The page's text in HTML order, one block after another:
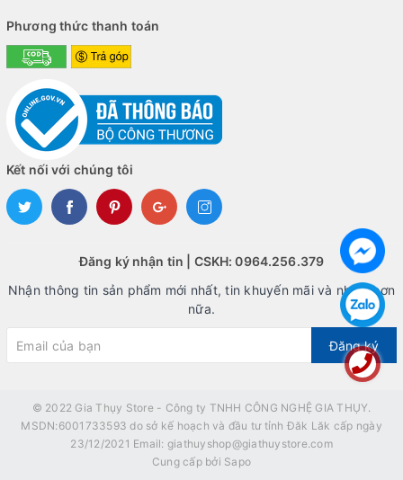
Phương thức thanh toán
Kết nối với chúng tôi
Đăng ký nhận tin | CSKH: 0964.256.379
Nhận thông tin sản phẩm mới nhất, tin khuyến mãi và nhiều hơn
nữa.
Đăng ký
© 2022 Gia Thụy Store - Công ty TNHH CÔNG NGHỆ GIA THỤY.
MSDN:6001733593 do sở kế hoạch và đầu tư tỉnh Đăk Lăk cấp ngày
23/12/2021 Email: giathuyshop@giathuystore.com
Cung cấp bởi Sapo